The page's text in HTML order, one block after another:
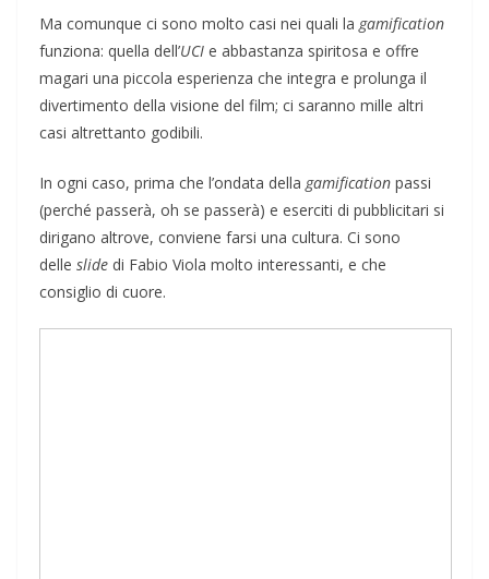
Ma comunque ci sono molto casi nei quali la gamification
funziona: quella dell’UCI e abbastanza spiritosa e offre
magari una piccola esperienza che integra e prolunga il
divertimento della visione del film; ci saranno mille altri
casi altrettanto godibili.
In ogni caso, prima che l’ondata della gamification passi
(perché passerà, oh se passerà) e eserciti di pubblicitari si
dirigano altrove, conviene farsi una cultura. Ci sono
delle slide di Fabio Viola molto interessanti, e che
consiglio di cuore.